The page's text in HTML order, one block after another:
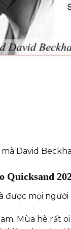
David
Quicksand
được mọi người
Mùa hè rất